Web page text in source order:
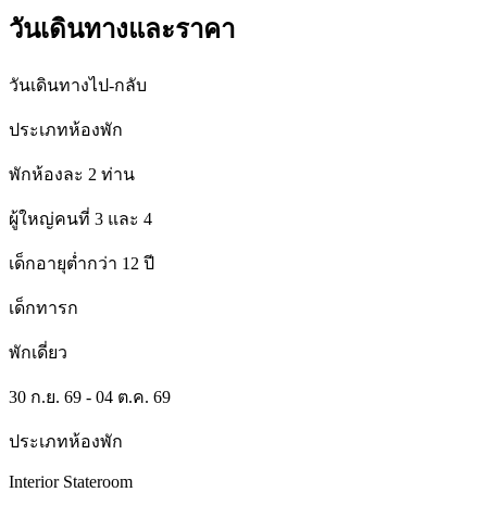
วันเดินทางและราคา
วันเดินทางไป-กลับ
ประเภทห้องพัก
พักห้องละ 2 ท่าน
ผู้ใหญ่คนที่ 3 และ 4
เด็กอายุต่ำกว่า 12 ปี
เด็กทารก
พักเดี่ยว
30 ก.ย. 69 - 04 ต.ค. 69
ประเภทห้องพัก
Interior Stateroom